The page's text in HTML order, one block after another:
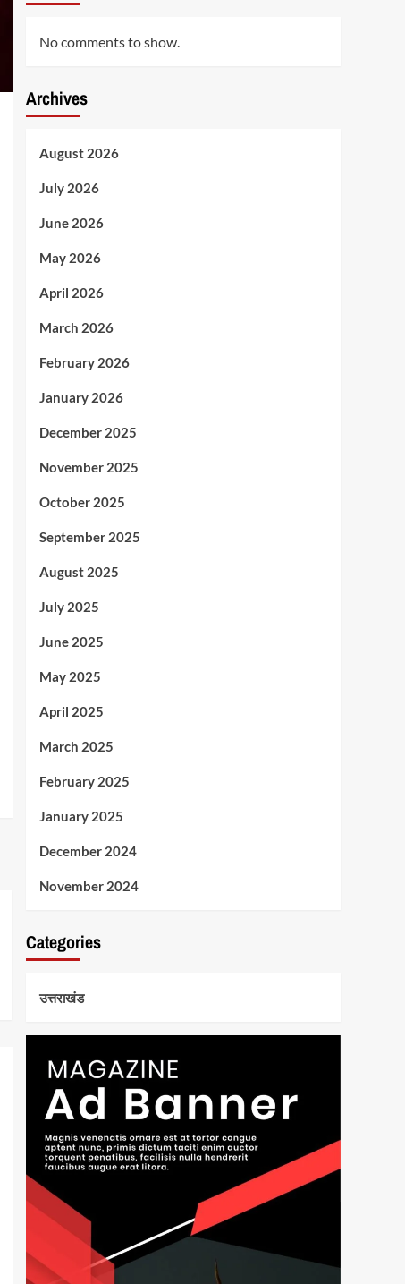
No comments to show.
Archives
August 2026
July 2026
June 2026
May 2026
April 2026
March 2026
February 2026
January 2026
December 2025
November 2025
October 2025
September 2025
August 2025
July 2025
June 2025
May 2025
April 2025
March 2025
February 2025
January 2025
December 2024
November 2024
Categories
उत्तराखंड